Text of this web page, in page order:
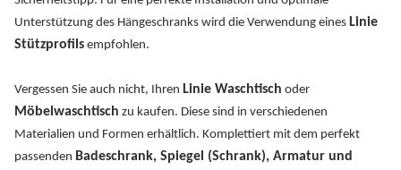
Unterstützung des Hängeschranks wird die Verwendung eines Linie
Stützprofils empfohlen.
Vergessen Sie auch nicht, Ihren Linie Waschtisch oder
Möbelwaschtisch zu kaufen. Diese sind in verschiedenen
Materialien und Formen erhältlich. Komplettiert mit dem perfekt
passenden Badeschrank, Spiegel (Schrank), Armatur und